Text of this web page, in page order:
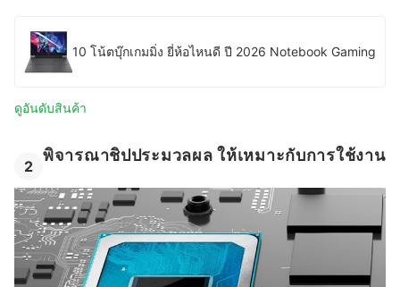
10 โน้ตบุ๊กเกมมิ่ง ยี่ห้อไหนดี ปี 2026 Notebook Gaming
ดูอันดับสินค้า
2
พิจารณาชิปประมวลผล ให้เหมาะกับการใช้งาน